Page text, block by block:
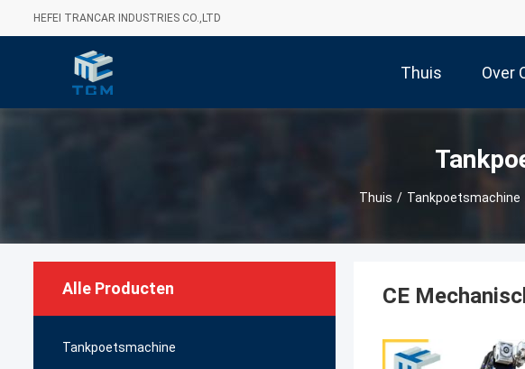
HEFEI TRANCAR INDUSTRIES CO.,LTD
Thuis Over
Thuis / Tankpoetsmachine
Alle Producten
Tankpoetsmachine
CE